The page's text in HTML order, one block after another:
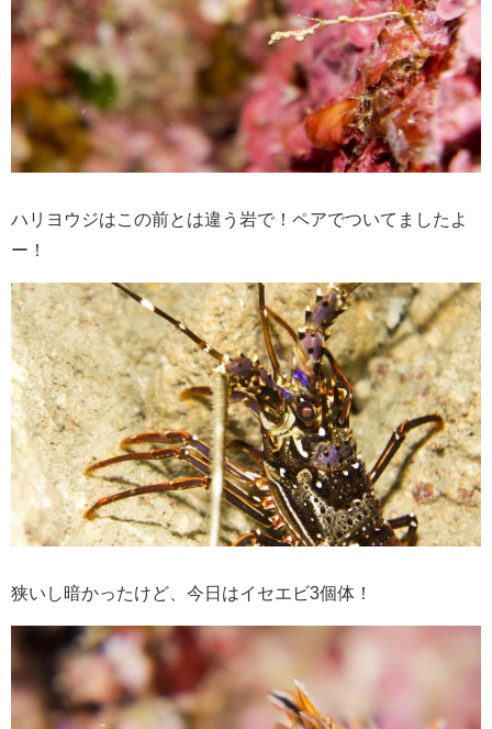
ハリヨウジはこの前とは違う岩で！ペアでついてましたよ
ー！
狭いし暗かったけど、今日はイセエビ3個体！